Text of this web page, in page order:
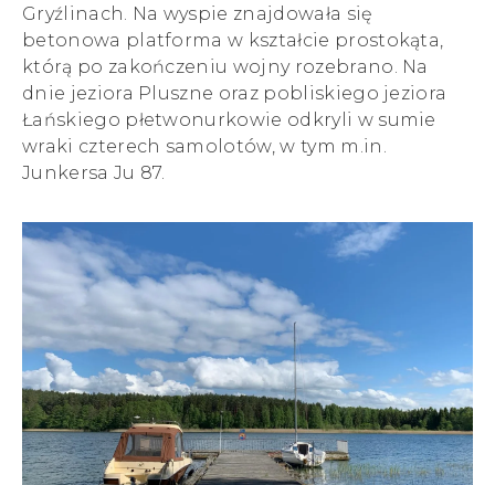
Gryźlinach. Na wyspie znajdowała się
betonowa platforma w kształcie prostokąta,
którą po zakończeniu wojny rozebrano. Na
dnie jeziora Pluszne oraz pobliskiego jeziora
Łańskiego płetwonurkowie odkryli w sumie
wraki czterech samolotów, w tym m.in.
Junkersa Ju 87.